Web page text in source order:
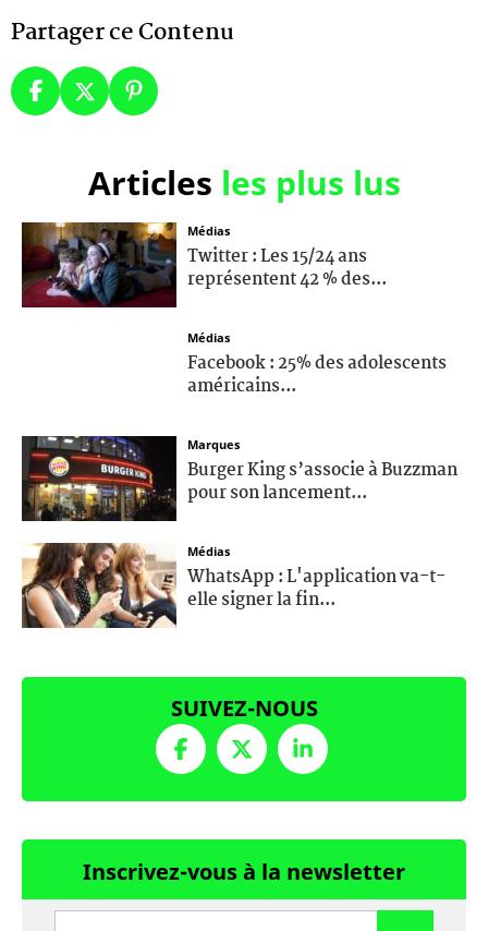
Partager ce Contenu
Articles les plus lus
Médias
Twitter : Les 15/24 ans
représentent 42 % des...
Médias
Facebook : 25% des adolescents
américains...
Marques
Burger King s’associe à Buzzman
pour son lancement...
Médias
WhatsApp : L'application va-t-
elle signer la fin...
SUIVEZ-NOUS
Inscrivez-vous à la newsletter